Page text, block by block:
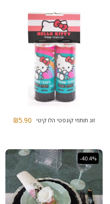
זוג תותחי קונפטי הלו קיטי ₪5.90
-40.4%